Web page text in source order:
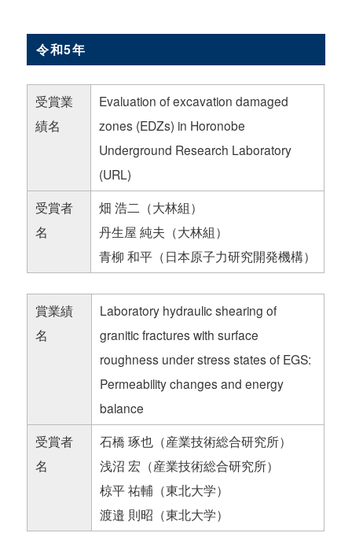
令和5年
受賞業
績名
Evaluation of excavation damaged
zones (EDZs) in Horonobe
Underground Research Laboratory
(URL)
受賞者
名
畑 浩二（大林組）
丹生屋 純夫（大林組）
青柳 和平（日本原子力研究開発機構）
賞業績
名
Laboratory hydraulic shearing of
granitic fractures with surface
roughness under stress states of EGS:
Permeability changes and energy
balance
受賞者
名
石橋 琢也（産業技術総合研究所）
浅沼 宏（産業技術総合研究所）
椋平 祐輔（東北大学）
渡邉 則昭（東北大学）